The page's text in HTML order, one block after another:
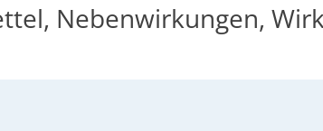
Nebenwirkungen,